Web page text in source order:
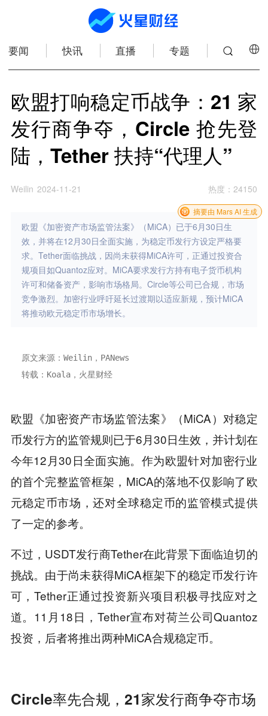
要闻 快讯 直播 专题
欧盟打响稳定币战争：21 家
发行商争夺，Circle 抢先登
陆，Tether 扶持“代理人”
Weilin 2024-11-21 热度 ： 24150
欧盟《加密资产市场监管法案》（MiCA）已于6月30日生
效，并将在12月30日全面实施，为稳定币发行方设定严格要
求。Tether面临挑战，因尚未获得MiCA许可，正通过投资合
规项目如Quantoz应对。MiCA要求发行方持有电子货币机构
许可和储备资产，影响市场格局。Circle等公司已合规，市场
竞争激烈。加密行业呼吁延长过渡期以适应新规，预计MiCA
将推动欧元稳定币市场增长。
摘要由 Mars AI 生成
原文来源：Weilin，PANews
转载：Koala，火星财经
欧盟《加密资产市场监管法案》（MiCA）对稳定
币发行方的监管规则已于6月30日生效，并计划在
今年12月30日全面实施。作为欧盟针对加密行业
的首个完整监管框架，MiCA的落地不仅影响了欧
元稳定币市场，还对全球稳定币的监管模式提供
了一定的参考。
不过，USDT发行商Tether在此背景下面临迫切的
挑战。由于尚未获得MiCA框架下的稳定币发行许
可，Tether正通过投资新兴项目积极寻找应对之
道。11月18日，Tether宣布对荷兰公司Quantoz
投资，后者将推出两种MiCA合规稳定币。
Circle率先合规，21家发行商争夺市场